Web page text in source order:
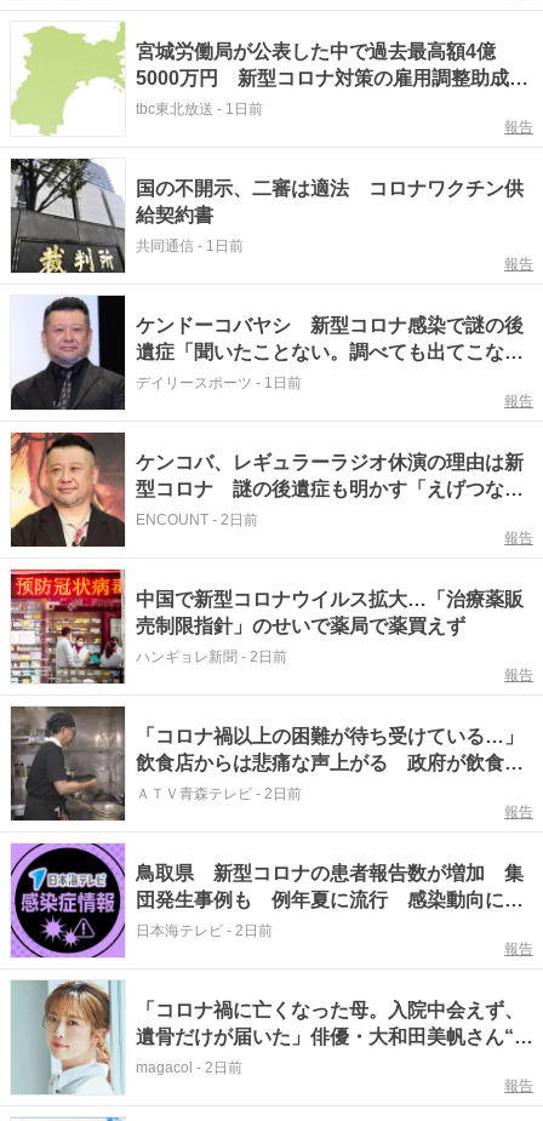
宮城労働局が公表した中で過去最高額4億
5000万円 新型コロナ対策の雇用調整助成金
の不正受給 気仙沼市に工場を持つ東京の印
tbc東北放送 - 1日前
報告
国の不開示、二審は適法 コロナワクチン供
給契約書
共同通信 - 1日前
報告
ケンドーコバヤシ 新型コロナ感染で謎の後
遺症「聞いたことない。調べても出てこな
い」
デイリースポーツ - 1日前
報告
ケンコバ、レギュラーラジオ休演の理由は新
型コロナ 謎の後遺症も明かす「えげつない
で」
ENCOUNT - 2日前
報告
中国で新型コロナウイルス拡大…「治療薬販
売制限指針」のせいで薬局で薬買えず
ハンギョレ新聞 - 2日前
報告
「コロナ禍以上の困難が待ち受けている…」
飲食店からは悲痛な声上がる 政府が飲食料
品の消費税率1％の基本方針を決定も… 懸
念される“外食離れ” 一方で中小農家は収入
ＡＴＶ青森テレビ - 2日前
報告
鳥取県 新型コロナの患者報告数が増加 集
団発生事例も 例年夏に流行 感染動向に注
意が必要
日本海テレビ - 2日前
報告
「コロナ禍に亡くなった母。入院中会えず、
遺骨だけが届いた」俳優・大和田美帆さん“区
切りのない別れ”を経験して伝えたいこと｜
magacol - 2日前
報告